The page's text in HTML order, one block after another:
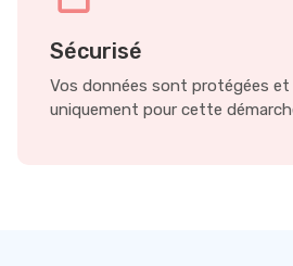
Sécurisé
Vos données sont protégées et
uniquement pour cette